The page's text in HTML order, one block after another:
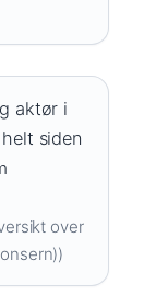
aktør i
siden
over